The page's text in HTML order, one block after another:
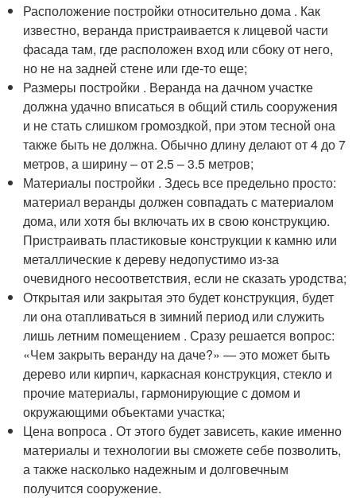
Расположение постройки относительно дома . Как
известно, веранда пристраивается к лицевой части
фасада там, где расположен вход или сбоку от него,
но не на задней стене или где-то еще;
Размеры постройки . Веранда на дачном участке
должна удачно вписаться в общий стиль сооружения
и не стать слишком громоздкой, при этом тесной она
также быть не должна. Обычно длину делают от 4 до 7
метров, а ширину – от 2.5 – 3.5 метров;
Материалы постройки . Здесь все предельно просто:
материал веранды должен совпадать с материалом
дома, или хотя бы включать их в свою конструкцию.
Пристраивать пластиковые конструкции к камню или
металлические к дереву недопустимо из-за
очевидного несоответствия, если не сказать уродства;
Открытая или закрытая это будет конструкция, будет
ли она отапливаться в зимний период или служить
лишь летним помещением . Сразу решается вопрос:
«Чем закрыть веранду на даче?» — это может быть
дерево или кирпич, каркасная конструкция, стекло и
прочие материалы, гармонирующие с домом и
окружающими объектами участка;
Цена вопроса . От этого будет зависеть, какие именно
материалы и технологии вы сможете себе позволить,
а также насколько надежным и долговечным
получится сооружение.